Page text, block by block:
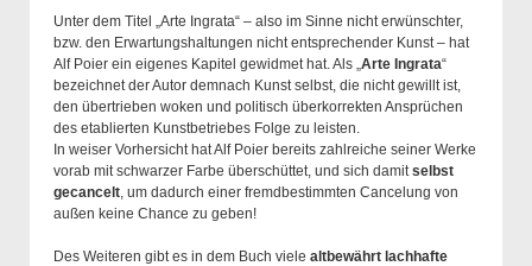
Unter dem Titel „Arte Ingrata“ – also im Sinne nicht erwünschter,
bzw. den Erwartungshaltungen nicht entsprechender Kunst – hat
Alf Poier ein eigenes Kapitel gewidmet hat. Als „Arte Ingrata“
bezeichnet der Autor demnach Kunst selbst, die nicht gewillt ist,
den übertrieben woken und politisch überkorrekten Ansprüchen
des etablierten Kunstbetriebes Folge zu leisten.
In weiser Vorhersicht hat Alf Poier bereits zahlreiche seiner Werke
vorab mit schwarzer Farbe überschüttet, und sich damitselbst
gecancelt, um dadurch einer fremdbestimmten Cancelung von
außen keine Chance zu geben!
Des Weiteren gibt es in dem Buch viele altbewährt lachhafte